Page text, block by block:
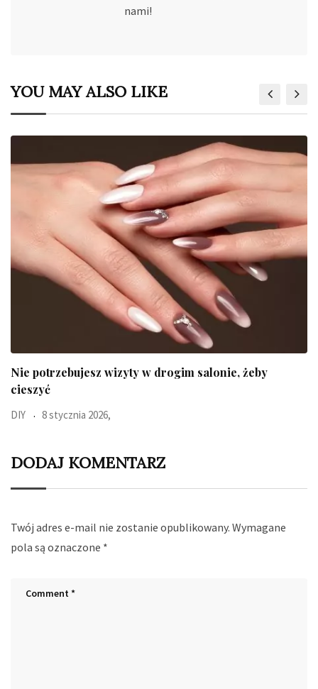
nami!
YOU MAY ALSO LIKE
Ten błyskawiczny test pokaże jaki jest Twój typ
Uroda
DODAJ KOMENTARZ
Twój adres e-mail nie zostanie opublikowany. Wymagane
pola są oznaczone *